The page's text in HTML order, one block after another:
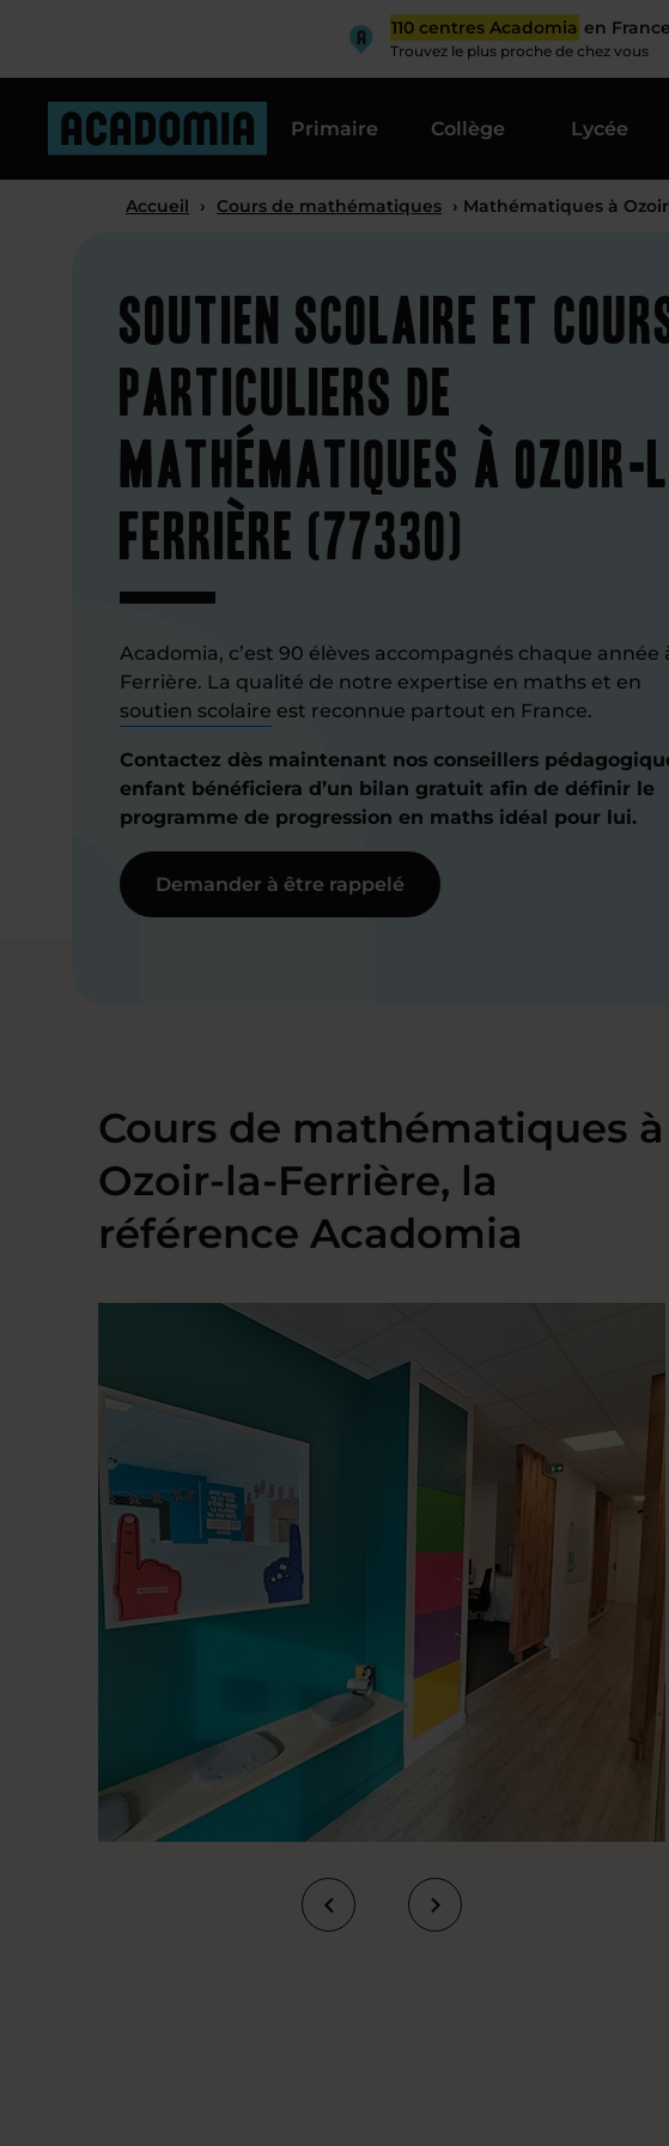
110 centres Acadomia en
Trouvez le plus proche de chez vous
Primaire Collège Lycée
Accueil › Cours de mathématiques › Mathématiques à
Soutien scolaire et
particuliers de
mathématiques à
Ferrière (77330)
Acadomia, c’est 90 élèves accompagnés chaque année
Ferrière. La qualité de notre expertise en maths et en
soutien scolaire est reconnue partout en France.
Contactez dès maintenant nos conseillers
enfant bénéficiera d’un bilan gratuit afin de définir le
programme de progression en maths idéal pour lui.
Demander à être rappelé
Cours de mathématiques à
Ozoir-la-Ferrière, la
référence Acadomia